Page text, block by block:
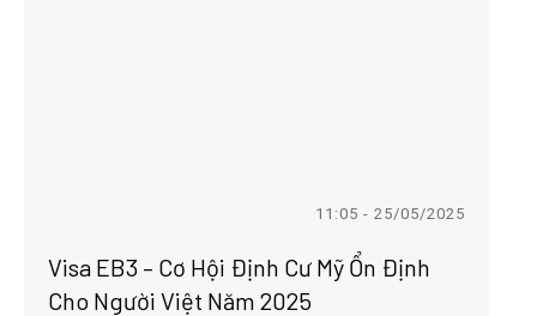
11:05 - 25/05/2025
Visa EB3 – Cơ Hội Định Cư Mỹ Ổn Định
Cho Người Việt Năm 2025